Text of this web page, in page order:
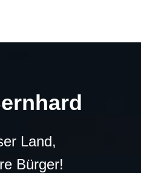
Land,
Bürger!